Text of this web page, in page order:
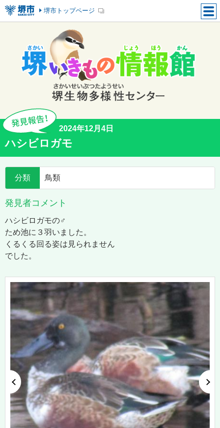
堺市トップページ
2024年12月4日
ハシビロガモ
分類 鳥類
発見者コメント
ハシビロガモの♂
ため池に３羽いました。
くるくる回る姿は見られません
でした。